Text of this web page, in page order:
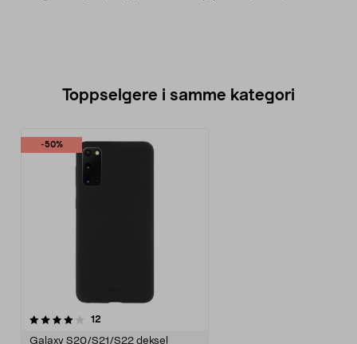
Toppselgere i samme kategori
-50%
12
Galaxy S20/S21/S22 deksel